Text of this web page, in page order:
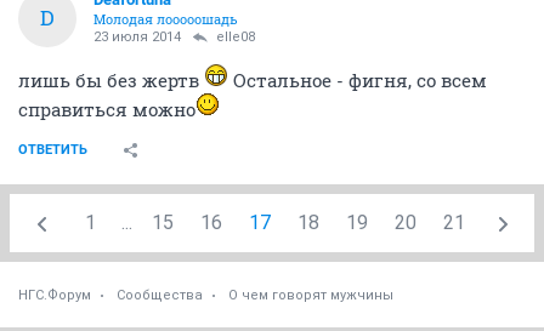
D
Молодая лооооошадь
23 июля 2014 elle08
лишь бы без жертв
Остальное - фигня, со всем
справиться можно
ОТВЕТИТЬ
1 ... 15 16 17 18 19 20 21
НГС.Форум Сообщества О чем говорят мужчины